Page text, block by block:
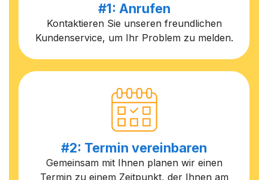
#1: Anrufen
Kontaktieren Sie unseren freundlichen
Kundenservice, um Ihr Problem zu melden.
#2: Termin vereinbaren
Gemeinsam mit Ihnen planen wir einen
Termin zu einem Zeitpunkt, der Ihnen am